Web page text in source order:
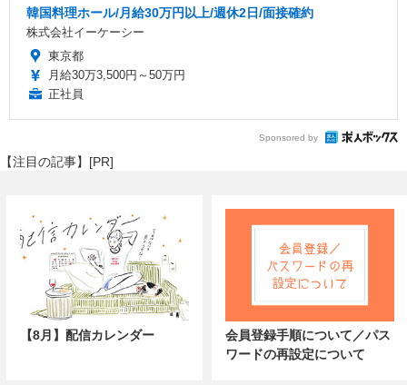
韓国料理ホール/月給30万円以上/週休2日/面接確約
株式会社イーケーシー
東京都
月給30万3,500円～50万円
正社員
Sponsored by
【注目の記事】[PR]
【8月】配信カレンダー
会員登録手順について／パス
ワードの再設定について